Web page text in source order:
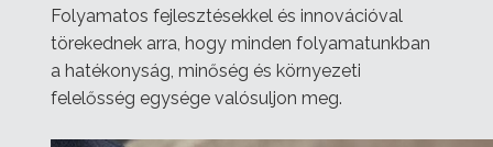
Folyamatos fejlesztésekkel és innovációval
törekednek arra, hogy minden folyamatunkban
a hatékonyság, minőség és környezeti
felelősség egysége valósuljon meg.